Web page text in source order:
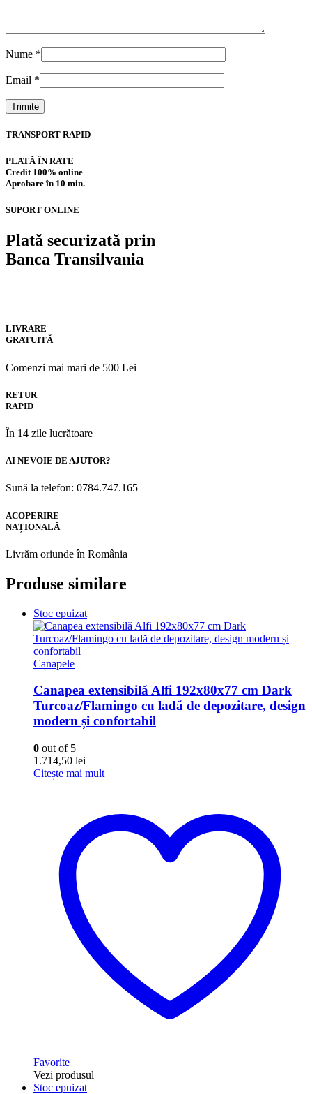
Nume *
Email *
TRANSPORT RAPID
PLATĂ ÎN RATE
Credit 100% online
Aprobare în 10 min.
SUPORT ONLINE
Plată securizată prin
Banca Transilvania
LIVRARE
GRATUITĂ
Comenzi mai mari de 500 Lei
RETUR
RAPID
În 14 zile lucrătoare
AI NEVOIE DE AJUTOR?
Sună la telefon: 0784.747.165
ACOPERIRE
NAȚIONALĂ
Livrăm oriunde în România
Produse similare
Stoc epuizat
Canapele
Canapea extensibilă Alfi 192x80x77 cm Dark
Turcoaz/Flamingo cu ladă de depozitare, design
modern și confortabil
0 out of 5
1.714,50 lei
Citește mai mult
Favorite
Vezi produsul
Stoc epuizat